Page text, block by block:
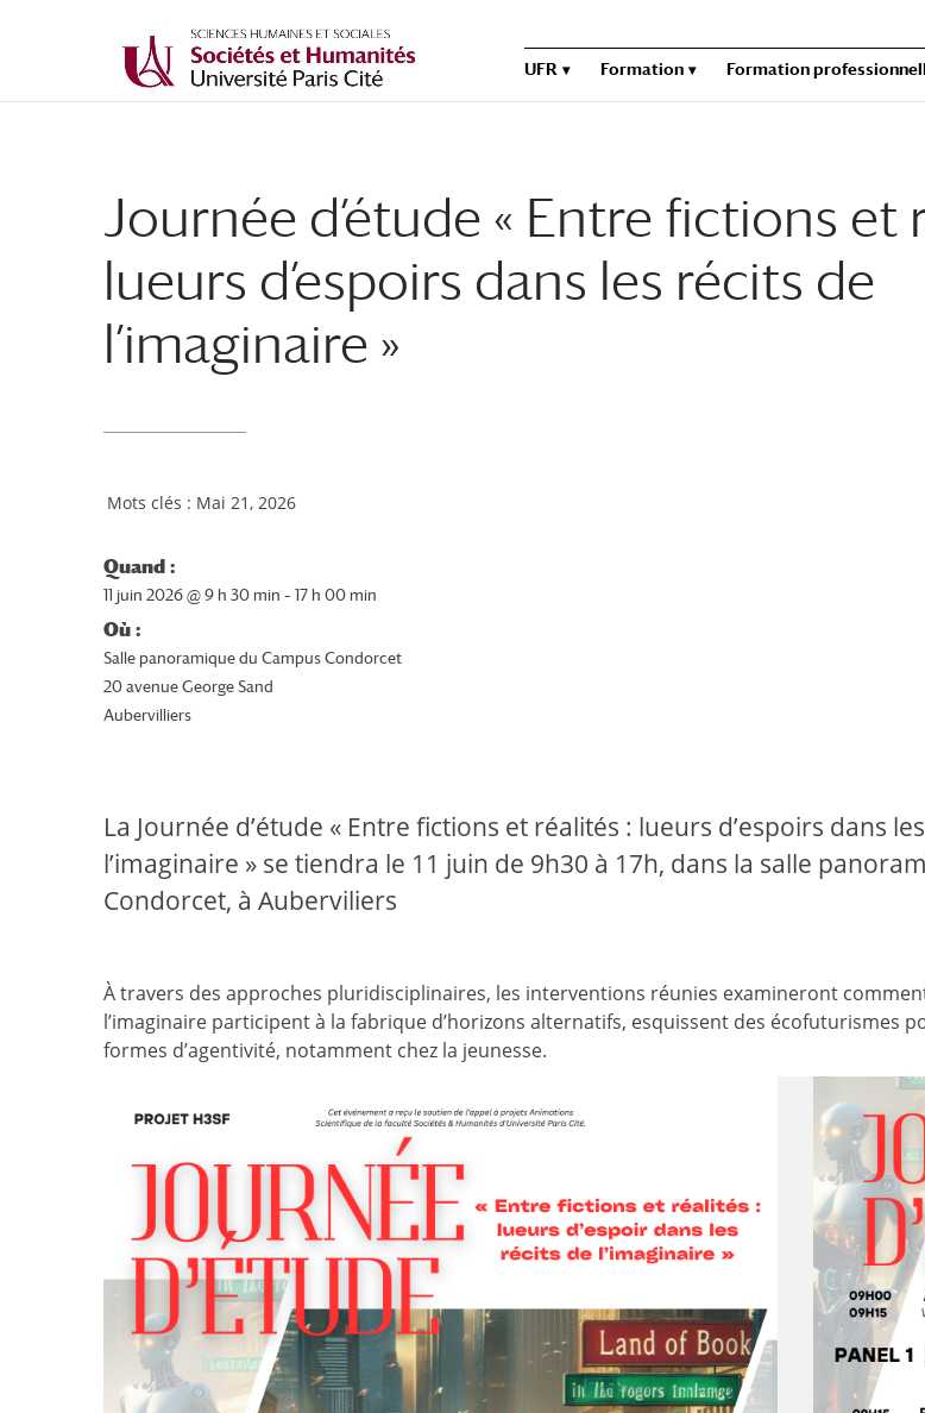
UFR Formation Formation
Journée d’étude « Entre fictions et
lueurs d’espoirs dans les récits de
l’imaginaire »
Mai 21, 2026
Quand :
11 juin 2026 @ 9 h 30 min – 17 h 00 min
Où :
Salle panoramique du Campus Condorcet
20 avenue George Sand
Aubervilliers
La Journée d’étude « Entre fictions et réalités : lueurs d’espoirs dans
l’imaginaire » se tiendra le 11 juin de 9h30 à 17h, dans la salle
Condorcet, à Auberviliers
À travers des approches pluridisciplinaires, les interventions réunies examineront
l’imaginaire participent à la fabrique d’horizons alternatifs, esquissent des écofuturismes
formes d’agentivité, notamment chez la jeunesse.